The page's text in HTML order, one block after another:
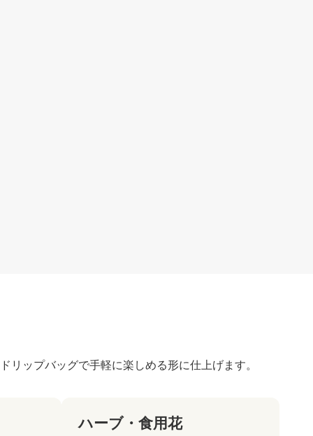
ップバッグで手軽に楽しめる形に仕上げます。
ハーブ・食用花